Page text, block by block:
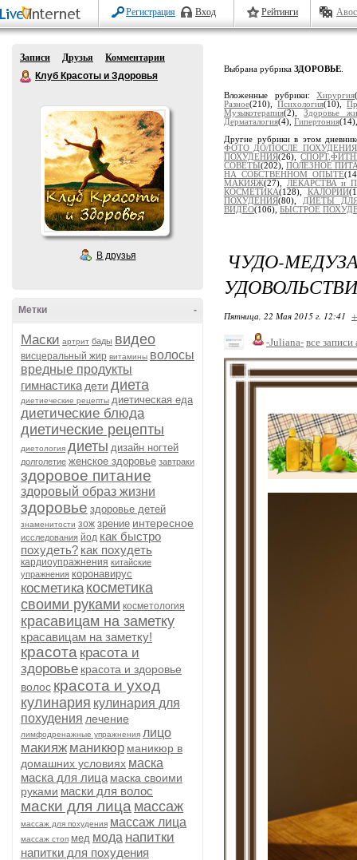
Регистрация Вход Рейтинги
Записи Друзья
Комментарии
Клуб Красоты и Здоровья
В друзья
-
Метки
Маски артрит бады видео
висцеральный жир витамины волосы
вредные продукты
гимнастика дети диета
диетиеческие рецепты диетическая еда
диетические блюда
диетические рецепты
диетология диеты дизайн ногтей
долголетие женское здоровье завтраки
здоровое питание
здоровый образ жизни
здоровье здоровье детей
знаменитости зож зрение интересное
исследования йод как быстро
похудеть? как похудеть
кардиоупражнения китайские
упражнения коронавирус
косметика косметика
своими руками косметология
красавицам на заметку
красавицам на заметку!
красота красота и
здоровье красота и здоровье
волос красота и уход
кулинария кулинария для
похудения лечение
лимфодренажные упражнения лицо
макияж маникюр маникюр в
домашних условиях маска
маска для лица маска своими
руками маски для волос
маски для лица массаж
массаж для похудения массаж лица
массаж стоп мед мода напитки
напитки для похудения
Выбрана рубрика ЗДОРОВЬЕ
Вложенные рубрики:Хирургия
Разное(210),Психология(10),
Музыкотерапия(2),Здоровье
Дерматалогия(4), Гипертония
Другие рубрики в этом
ФОТО ДО/ПОСЛЕ ПОХУДЕНИЯ
ПОХУДЕНИЯ(26),
СОВЕТЫ(202), ПОЛЕЗНОЕ
НА СОБСТВЕННОМ ОПЫТЕ
МАКИЯЖ(27),
ЛЕКАРСТВА и
КОСМЕТИКА(128),КАЛОРИИ
ПОХУДЕНИЯ(80), ДИЕТЫ
ВИДЕО(106), БЫСТРОЕ
ЧУДО-
Пятница, 22 Мая 2015 г. 12:41
-Juliana- все записи